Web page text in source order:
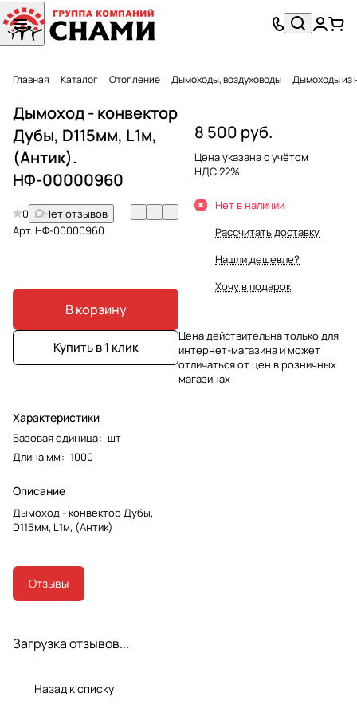
Главная Каталог Отопление Дымоходы, воздуховоды Дымоходы из
Дымоход - конвектор
Дубы, D115мм, L1м,
(Антик).
НФ-00000960
0
Нет отзывов
Арт.НФ-00000960
В корзину
Купить в 1 клик
Характеристики
Базовая единица: шт
Длина мм: 1000
Описание
Дымоход - конвектор Дубы,
D115мм, L1м, (Антик)
8 500 руб.
Цена указана с учётом
НДС 22%
Нет в наличии
Рассчитать доставку
Нашли дешевле?
Хочу в подарок
Цена действительна только для
интернет-магазина и может
отличаться от цен в розничных
магазинах
Отзывы
Загрузка отзывов...
Назад к списку